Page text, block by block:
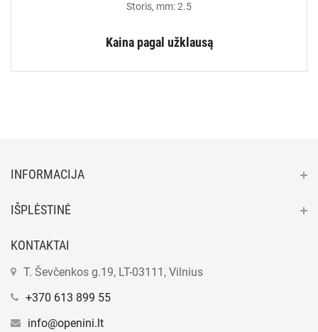
Storis, mm: 2.5
Kaina pagal užklausą
INFORMACIJA
IŠPLĖSTINĖ
KONTAKTAI
T. Ševčenkos g.19, LT-03111, Vilnius
+370 613 899 55
info@openini.lt